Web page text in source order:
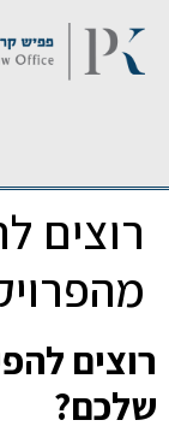
רוצים
רוצים
שלכם?